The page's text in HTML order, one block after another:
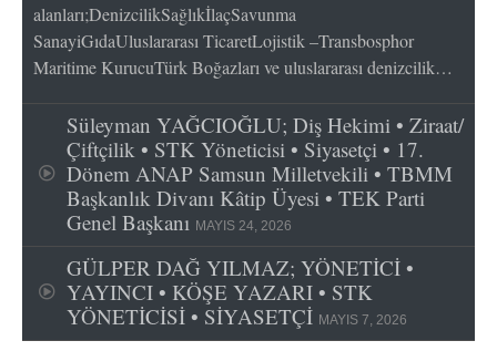
alanları;DenizcilikSağlıkİlaçSavunma
SanayiGıdaUluslararası TicaretLojistik –Transbosphor
Maritime KurucuTürk Boğazları ve uluslararası denizcilik…
Süleyman YAĞCIOĞLU; Diş Hekimi • Ziraat/
Çiftçilik • STK Yöneticisi • Siyasetçi • 17.
Dönem ANAP Samsun Milletvekili • TBMM
Başkanlık Divanı Kâtip Üyesi • TEK Parti
Genel Başkanı MAYIS 24, 2026
GÜLPER DAĞ YILMAZ; YÖNETİCİ •
YAYINCI • KÖŞE YAZARI • STK
YÖNETİCİSİ • SİYASETÇİ MAYIS 7, 2026